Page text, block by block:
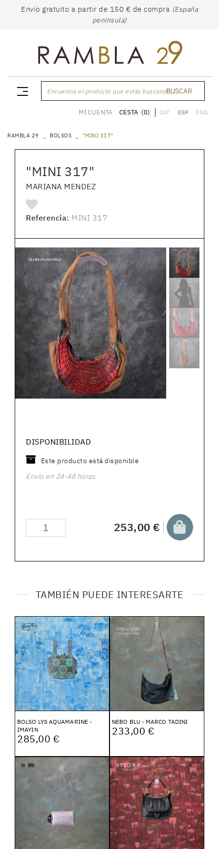
Envío gratuito a partir de 150 € de compra (España
península)
Encuentra el producto que estás buscando...BUSCAR
CAT ESP ENG
MI CUENTA CESTA (0)
RAMBLA 29 BOLSOS "MINI 317"
"MINI 317"
MARIANA MENDEZ
Referencia: MINI 317
DISPONIBILIDAD
Este producto está disponible
Envío en 24-48 horas.
253,00 €
TAMBIÉN PUEDE INTERESARTE
BOLSO LYS AQUAMARINE -
IMAYIN
285,00 €
NEBO BLU - MARCO TADINI
233,00 €